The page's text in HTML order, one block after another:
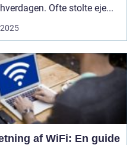
Ofte stolte eje...
af WiFi: En guide